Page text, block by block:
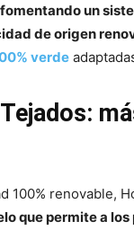
fomentando un
de origen
verde
100% renovable,
que permite a